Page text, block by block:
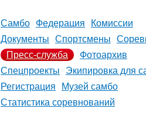
Самбо Федерация
Комиссии
Документы
Спортсмены
Пресс-служба
Фотоархив
Спецпроекты
Экипировка для
Регистрация
Музей самбо
Статистика соревнований